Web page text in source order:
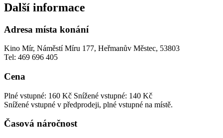
Další informace
Adresa místa konání
Kino Mír, Náměstí Míru 177, Heřmanův Městec, 53803
Tel: 469 696 405
Cena
Plné vstupné: 160 Kč Snížené vstupné: 140 Kč
Snížené vstupné v předprodeji, plné vstupné na místě.
Časová náročnost